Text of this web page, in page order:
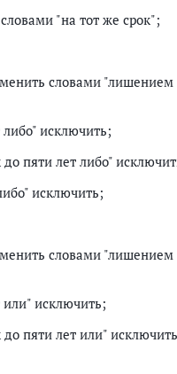
"на тот же срок";
словами
исключить;
пяти лет либо"
исключить;
словами
или" исключить;
пяти лет или"